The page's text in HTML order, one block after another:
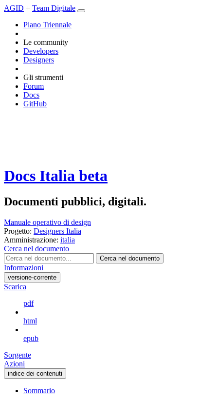
AGID + Team Digitale
Piano Triennale
Le community
Developers
Designers
Gli strumenti
Forum
Docs
GitHub
Docs Italia beta
Documenti pubblici, digitali.
Manuale operativo di design
Progetto: Designers Italia
Amministrazione: italia
Cerca nel documento
Cerca nel documento
Informazioni
versione-corrente
Scarica
pdf
html
epub
Sorgente
Azioni
indice dei contenuti
Sommario